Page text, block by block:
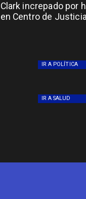
Clark increpado por
en Centro de Justicia
IR A POLÍTICA
IR A SALUD